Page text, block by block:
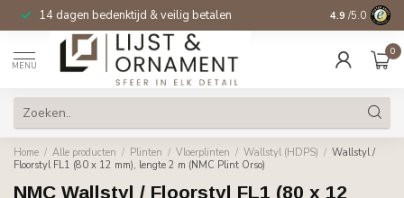
14 dagen bedenktijd & veilig betalen 4.9 /5.0
MENU
0
Home / Alle producten / Plinten / Vloerplinten / Wallstyl (HDPS) / Wallstyl /
Floorstyl FL1 (80 x 12 mm), lengte 2 m (NMC Plint Orso)
NMC Wallstyl / Floorstyl FL1 (80 x 12